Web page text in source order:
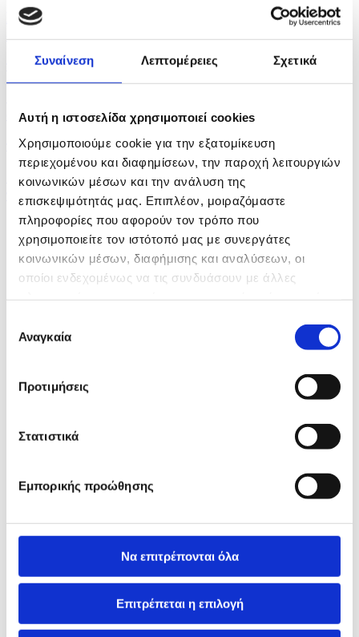
Συναίνεση Λεπτομέρειες Σχετικά
Αυτή η ιστοσελίδα χρησιμοποιεί cookies
Χρησιμοποιούμε cookie για την εξατομίκευση
περιεχομένου και διαφημίσεων, την παροχή λειτουργιών
κοινωνικών μέσων και την ανάλυση της
επισκεψιμότητάς μας. Επιπλέον, μοιραζόμαστε
πληροφορίες που αφορούν τον τρόπο που
χρησιμοποιείτε τον ιστότοπό μας με συνεργάτες
κοινωνικών μέσων, διαφήμισης και αναλύσεων, οι
οποίοι ενδεχομένως να τις συνδυάσουν με άλλες
των υπηρεσιών τους.
συγκατάθεσης
Αναγκαία
Προτιμήσεις
Στατιστικά
Εμπορικής προώθησης
Να επιτρέπονται όλα
Επιτρέπεται η επιλογή
Πέντε νεκροί στην Ουκρανία και τη Ρωσία σε
πριν 26 λεπτά
σαουδαραβικό...
πριν 40 λεπτά
Οι ανακοινώσεις ΔΗΣΥ και ΑΚΕΛ επιβεβαιώνουν